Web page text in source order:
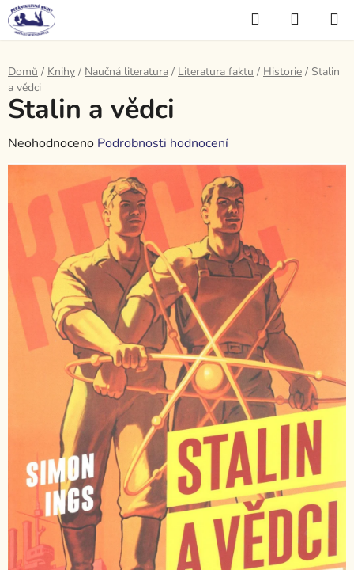
Přejít
na
obsah
Hledat
KOŠÍK
Domů / Knihy / Naučná literatura / Literatura faktu / Historie / Stalin
a vědci
Stalin a vědci
Průměrné
hodnocení
je
0,0
5
hvězdiček.
Neohodnoceno Podrobnosti hodnocení